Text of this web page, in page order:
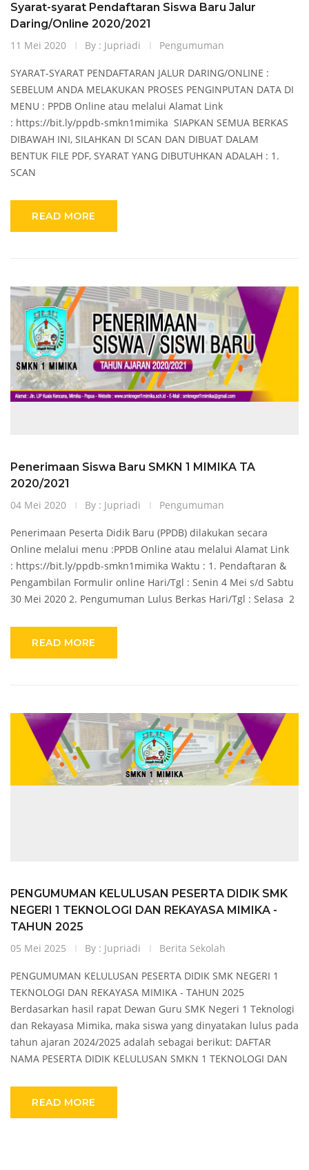
Syarat-syarat Pendaftaran Siswa Baru Jalur
Daring/Online 2020/2021
11 Mei 2020
By : Jupriadi Pengumuman
SYARAT-SYARAT PENDAFTARAN JALUR DARING/ONLINE :
SEBELUM ANDA MELAKUKAN PROSES PENGINPUTAN DATA DI
MENU : PPDB Online atau melalui Alamat Link
: https://bit.ly/ppdb-smkn1mimika SIAPKAN SEMUA BERKAS
DIBAWAH INI, SILAHKAN DI SCAN DAN DIBUAT DALAM
BENTUK FILE PDF, SYARAT YANG DIBUTUHKAN ADALAH : 1.
SCAN
READ MORE
Penerimaan Siswa Baru SMKN 1 MIMIKA TA
2020/2021
04 Mei 2020
By : Jupriadi Pengumuman
Penerimaan Peserta Didik Baru (PPDB) dilakukan secara
Online melalui menu :PPDB Online atau melalui Alamat Link
: https://bit.ly/ppdb-smkn1mimika Waktu : 1. Pendaftaran &
Pengambilan Formulir online Hari/Tgl : Senin 4 Mei s/d Sabtu
30 Mei 2020 2. Pengumuman Lulus Berkas Hari/Tgl : Selasa 2
READ MORE
PENGUMUMAN KELULUSAN PESERTA DIDIK SMK
NEGERI 1 TEKNOLOGI DAN REKAYASA MIMIKA -
TAHUN 2025
05 Mei 2025
By : Jupriadi Berita Sekolah
PENGUMUMAN KELULUSAN PESERTA DIDIK SMK NEGERI 1
TEKNOLOGI DAN REKAYASA MIMIKA - TAHUN 2025
Berdasarkan hasil rapat Dewan Guru SMK Negeri 1 Teknologi
dan Rekayasa Mimika, maka siswa yang dinyatakan lulus pada
tahun ajaran 2024/2025 adalah sebagai berikut: DAFTAR
NAMA PESERTA DIDIK KELULUSAN SMKN 1 TEKNOLOGI DAN
READ MORE